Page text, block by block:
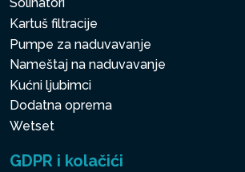
Solinatori
Kartuš filtracije
Pumpe za naduvavanje
Nameštaj na naduvavanje
Kućni ljubimci
Dodatna oprema
Wetset
GDPR i kolačići